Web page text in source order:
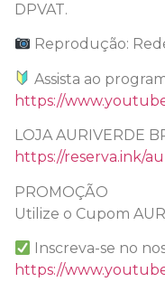
DPVAT.
Reprodução:
Assista ao
https://
LOJA AURIVERDE
https://reserva.ink/
PROMOÇÃO
Utilize o Cupom
Inscreva-se no
https://